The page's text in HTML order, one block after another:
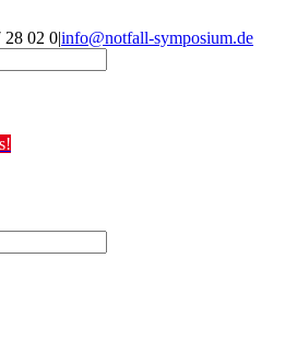
28 02 0|info@notfall-symposium.de